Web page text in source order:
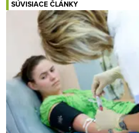
SÚVISIACE ČLÁNKY